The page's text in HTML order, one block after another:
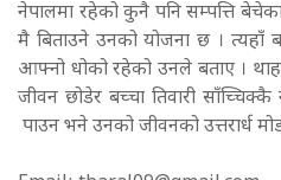
नेपालमा रहेको कुनै पनि सम्पत्ति
मै बिताउने उनको योजना छ । त्यहाँ
आफ्नो धोको रहेको उनले बताए ।
जीवन छोडेर बच्चा तिवारी साँच्चिक्कै
पाउन भने उनको जीवनको उत्तरार्ध